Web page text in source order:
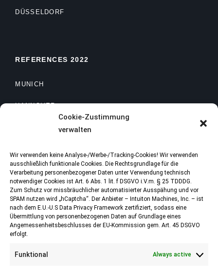
Cookie-Zustimmung
verwalten
Wir verwenden keine Analyse-/Werbe-/Tracking-Cookies! Wir verwenden
ausschließlich funktionale Cookies. Die Rechtsgrundlage für die
Verarbeitung personenbezogener Daten unter Verwendung technisch
notwendiger Cookies ist Art. 6 Abs. 1 lit. f DSGVO i.V.m. § 25 TDDDG.
Zum Schutz vor missbräuchlicher automatisierter Ausspähung und vor
SPAM nutzen wird „hCaptcha“. Der Anbieter – Intuiton Machines, Inc. – ist
nach dem E.U.-U.S Data Privacy Framework zertifiziert, sodass eine
Übermittlung von personenbezogenen Daten auf Grundlage eines
Angemessenheitsbeschlusses der EU-Kommission gem. Art. 45 DSGVO
erfolgt.
Funktional Always active
DÜSSELDORF
REFERENCES 2022
MUNICH
HANNOVER
FRANKFURT
REFERENCES 2021
STUTTGART
NEUSS